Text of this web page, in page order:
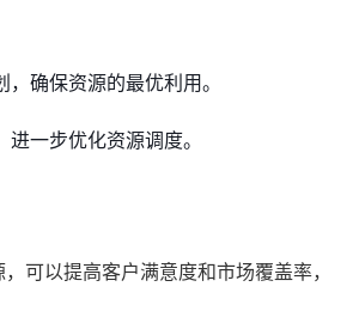
确保资源的最优利用。
一步优化资源调度。
可以提高客户满意度和市场覆盖率，